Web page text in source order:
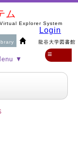
ム
Explorer System
龍谷大学図書館
Login
▼
≡